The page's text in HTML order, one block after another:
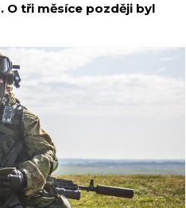
O tři měsíce později byl